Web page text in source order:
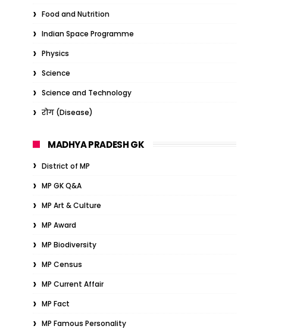
Food and Nutrition
Indian Space Programme
Physics
Science
Science and Technology
रोग (Disease)
MADHYA PRADESH GK
District of MP
MP GK Q&A
MP Art & Culture
MP Award
MP Biodiversity
MP Census
MP Current Affair
MP Fact
MP Famous Personality